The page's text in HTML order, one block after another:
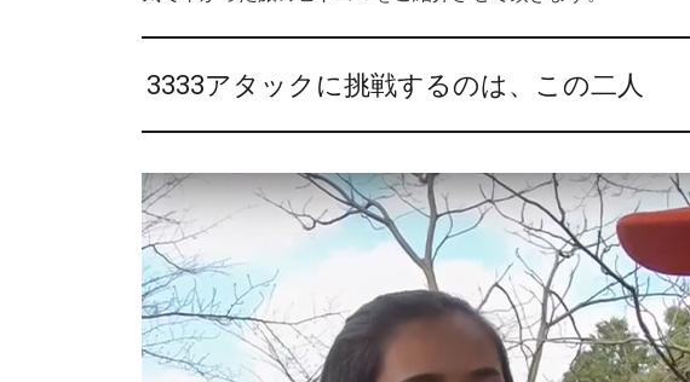
3333アタックに挑戦するのは、この二人